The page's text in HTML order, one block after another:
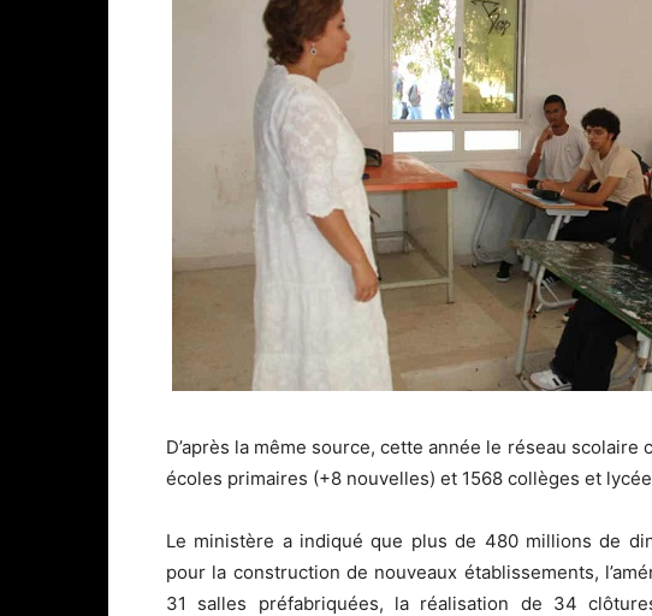
D’après la même source, cette année le réseau
écoles primaires (+8 nouvelles) et 1568 collèges et
Le ministère a indiqué que plus de 480 millions de
pour la construction de nouveaux établissements,
31 salles préfabriquées, la réalisation de 34